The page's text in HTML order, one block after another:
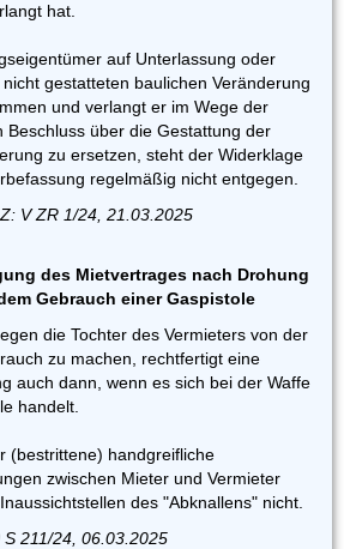
hat.
auf Unterlassung oder
gestatteten baulichen Veränderung
und verlangt er im Wege der
Beschluss über die Gestattung der
zu ersetzen, steht der Widerklage
regelmäßig nicht entgegen.
V ZR 1/24, 21.03.2025
des Mietvertrages nach Drohung
Gebrauch einer Gaspistole
die Tochter des Vermieters von der
zu machen, rechtfertigt eine
auch dann, wenn es sich bei der Waffe
handelt.
(bestrittene) handgreifliche
zwischen Mieter und Vermieter
des "Abknallens" nicht.
211/24, 06.03.2025